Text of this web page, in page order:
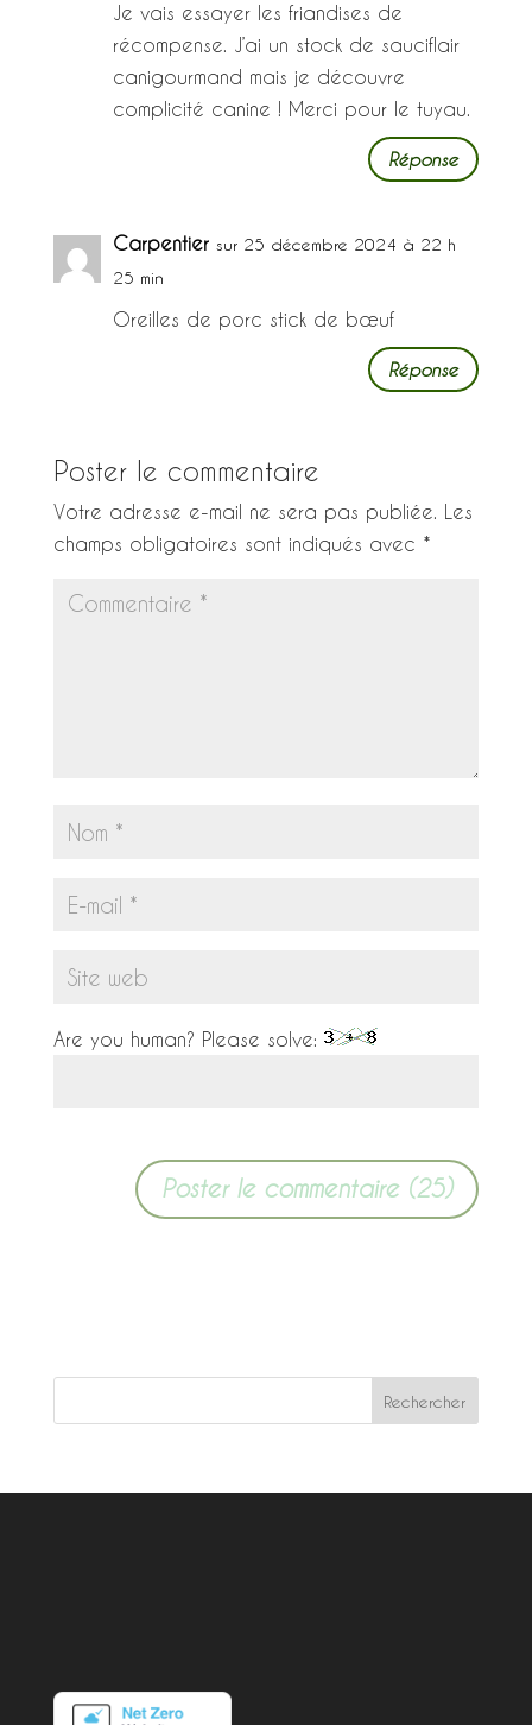
Je vais essayer les friandises de
récompense. J’ai un stock de sauciflair
canigourmand mais je découvre
complicité canine ! Merci pour le tuyau.
Réponse
Carpentier sur 25 décembre 2024 à 22 h
25 min
Oreilles de porc stick de bœuf
Réponse
Poster le commentaire
Votre adresse e-mail ne sera pas publiée.
Les
champs obligatoires sont indiqués avec *
Are you human? Please solve: